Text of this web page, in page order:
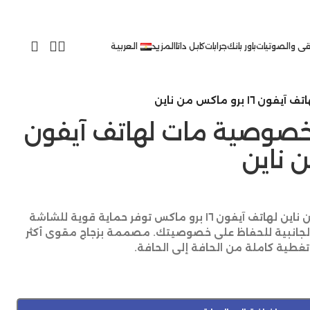
والصوتياتباور بانكجراباتكابل داتا المزيد العربية
ماكس من ناين
مات لهاتف آيفون
حماية شاشة بخصوصية مات من ناين لهاتف آيفون ١٦ برو ماكس توفر حماية قوية للشاشة
الجانبية للحفاظ على خصوصيتك. مصممة بزجاج مقوى أكثر
كاملة من الحافة إلى الحافة.